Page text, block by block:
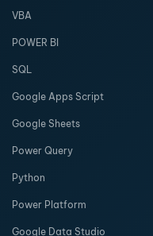
VBA
POWER BI
SQL
Google Apps Script
Google Sheets
Power Query
Python
Power Platform
Google Data Studio